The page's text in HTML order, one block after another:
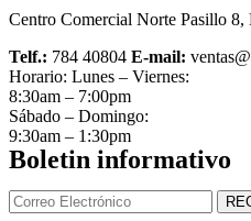
Centro Comercial Norte Pasillo 8,
Telf.: 784 40804 E-mail:
Horario: Lunes – Viernes:
8:30am – 7:00pm
Sábado – Domingo:
9:30am – 1:30pm
Boletin informativo